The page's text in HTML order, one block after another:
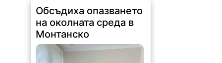
Обсъдиха опазването
на околната среда в
Монтанско